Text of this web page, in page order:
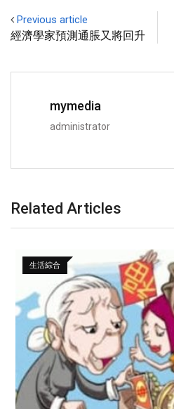
Previous article
經濟學家預測通脹又將回升
mymedia
administrator
Related Articles
生活綜合